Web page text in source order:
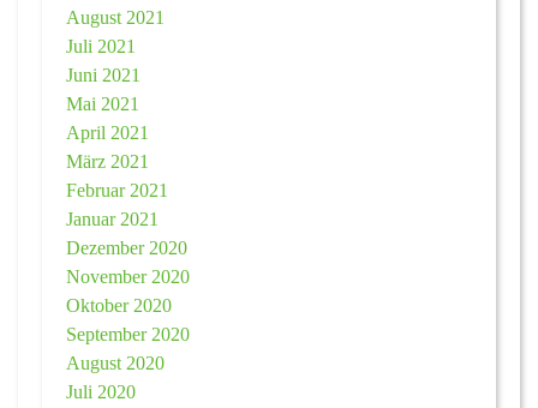
August 2021
Juli 2021
Juni 2021
Mai 2021
April 2021
März 2021
Februar 2021
Januar 2021
Dezember 2020
November 2020
Oktober 2020
September 2020
August 2020
Juli 2020